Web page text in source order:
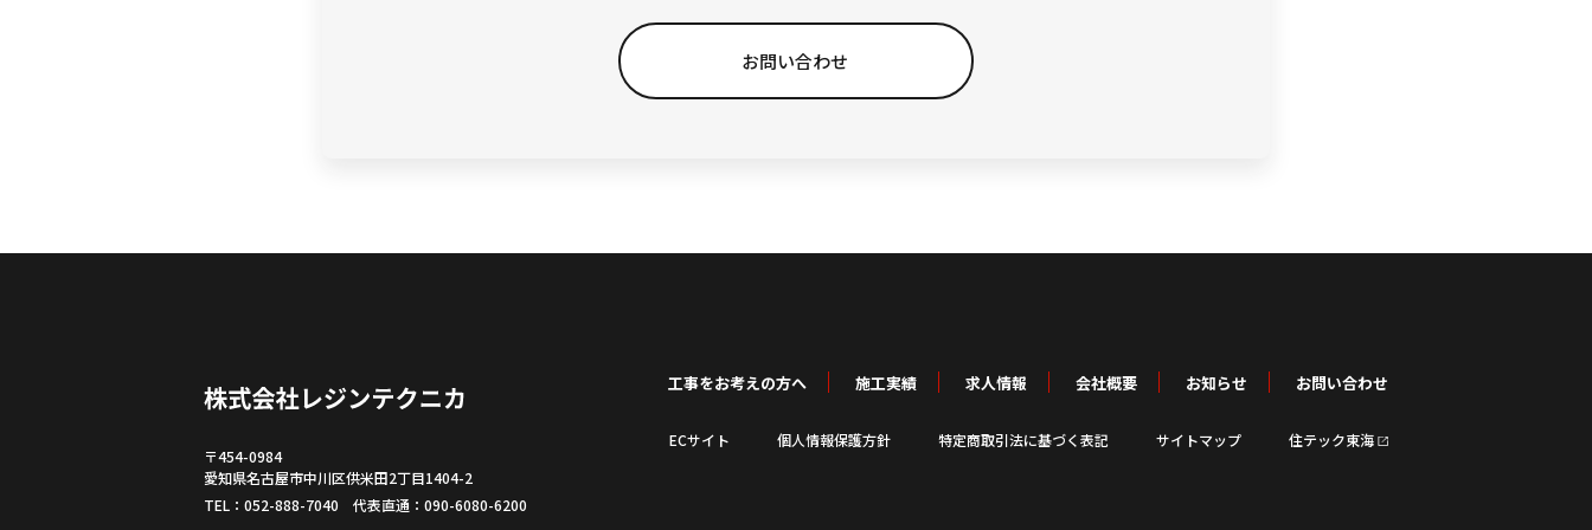
お問い合わせ
〒454-0984
愛知県名古屋市中川区供米田2丁目1404-2
TEL：052-888-7040 代表直通：090-6080-6200
工事をお考えの方へ 施工実績 求人情報 会社概要 お知らせ お問い合わせ
ECサイト 個人情報保護方針 特定商取引法に基づく表記 サイトマップ 住テック東海